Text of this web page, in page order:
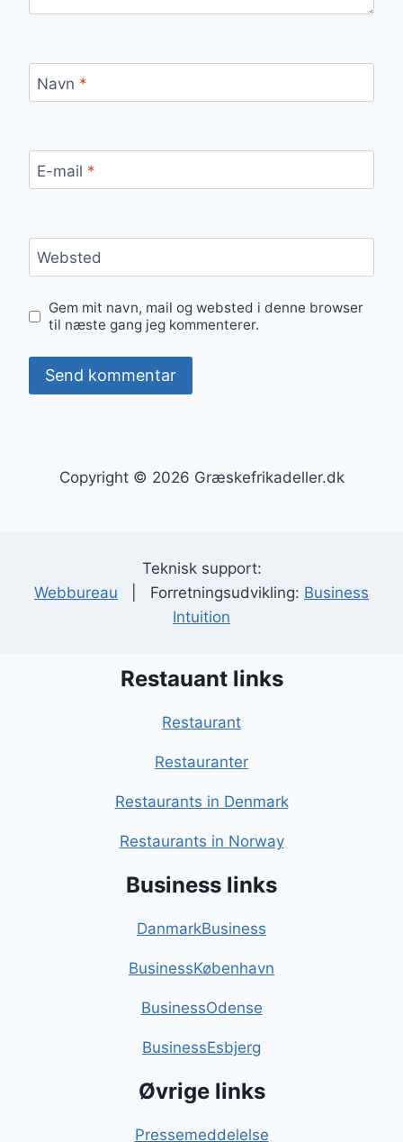
Navn *
E-mail *
Websted
Gem mit navn, mail og websted i denne browser
til næste gang jeg kommenterer.
Copyright © 2026 Græskefrikadeller.dk
Teknisk support:
Webbureau | Forretningsudvikling: Business
Intuition
Restauant links
Restaurant
Restauranter
Restaurants in Denmark
Restaurants in Norway
Business links
DanmarkBusiness
BusinessKøbenhavn
BusinessOdense
BusinessEsbjerg
Øvrige links
Pressemeddelelse